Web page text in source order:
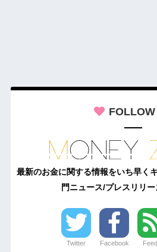
FOLLOW
最新のお金に関する情報をいち早く
門ニュース/プレスリリ
Twitter Facebook